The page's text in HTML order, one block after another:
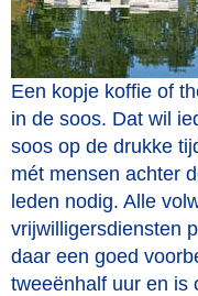
Een kopje koffie of
in de soos. Dat wil
soos op de drukke
mét mensen achter
leden nodig. Alle
vrijwilligersdiensten
daar een goed
tweeënhalf uur en is